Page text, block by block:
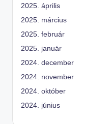
2025. április
2025. március
2025. február
2025. január
2024. december
2024. november
2024. október
2024. június